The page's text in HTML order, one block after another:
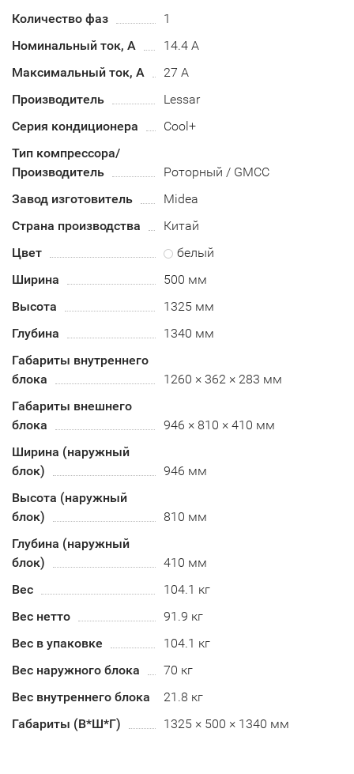
Количество фаз
1
Номинальный ток, А
14.4 А
Максимальный ток, А
27 А
Производитель
Lessar
Серия кондиционера
Cool+
Тип компрессора/
Производитель
Роторный / GMCC
Завод изготовитель
Midea
Страна производства
Китай
Цвет
белый
Ширина
500 мм
Высота
1325 мм
Глубина
1340 мм
Габариты внутреннего
блока
1260 × 362 × 283 мм
Габариты внешнего
блока
946 × 810 × 410 мм
Ширина (наружный
блок)
946 мм
Высота (наружный
блок)
810 мм
Глубина (наружный
блок)
410 мм
Вес
104.1 кг
Вес нетто
91.9 кг
Вес в упаковке
104.1 кг
Вес наружного блока
70 кг
Вес внутреннего блока
21.8 кг
Габариты (В*Ш*Г)
1325 × 500 × 1340 мм